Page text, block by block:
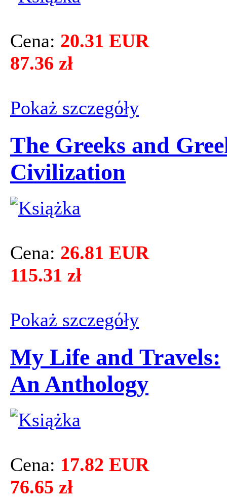
Cena: 20.31 EUR
87.36 zł
Pokaż szczegόły
The Greeks and
Civilization
Cena: 26.81 EUR
115.31 zł
Pokaż szczegόły
My Life and Travels:
An Anthology
Cena: 17.82 EUR
76.65 zł